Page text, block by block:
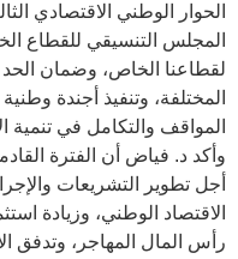
الحوار الوطني الاقتصادي
المجلس التنسيقي للقطاع
لقطاعنا الخاص، وضمان الحد
المختلفة، وتنفيذ أجندة
المواقف والتكامل في تنمية
وأكد د. فياض أن الفترة
أجل تطوير التشريعات
الاقتصاد الوطني، وزيادة
رأس المال المهاجر، وتدفق